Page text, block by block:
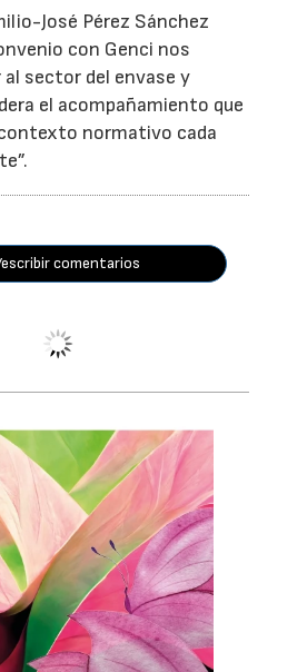
José Pérez Sánchez
con Genci nos
sector del envase y
el acompañamiento que
normativo cada
comentarios